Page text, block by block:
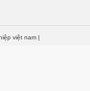
việt nam |